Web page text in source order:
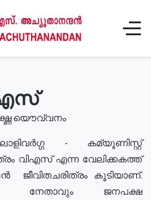
യൌവ്വനം
- കമ്യൂണിസ്റ്റ്
വിഎസ് എന്ന വേലിക്കകത്ത്
ജീവിതചരിത്രം കൂടിയാണ്.
നേതാവും ജനപക്ഷ